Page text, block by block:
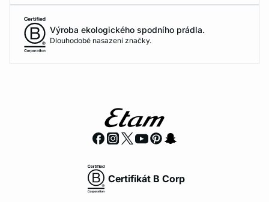
Výroba ekologického spodního prádla.
Dlouhodobé nasazení značky.
Certifikát B Corp